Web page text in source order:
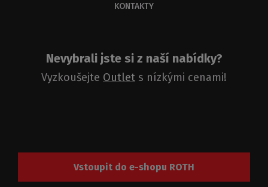
KONTAKTY
Nevybrali jste si z naší nabídky?
Vyzkoušejte Outlet s nízkými cenami!
Vstoupit do e-shopu ROTH